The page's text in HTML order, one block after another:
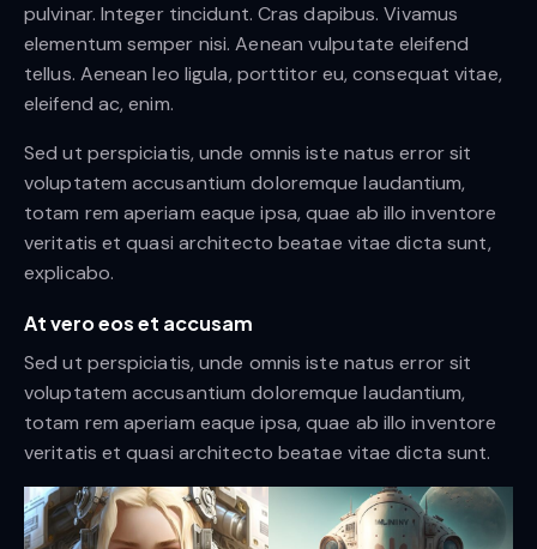
pulvinar. Integer tincidunt. Cras dapibus. Vivamus
elementum semper nisi. Aenean vulputate eleifend
tellus. Aenean leo ligula, porttitor eu, consequat vitae,
eleifend ac, enim.
Sed ut perspiciatis, unde omnis iste natus error sit
voluptatem accusantium doloremque laudantium,
totam rem aperiam eaque ipsa, quae ab illo inventore
veritatis et quasi architecto beatae vitae dicta sunt,
explicabo.
At vero eos et accusam
Sed ut perspiciatis, unde omnis iste natus error sit
voluptatem accusantium doloremque laudantium,
totam rem aperiam eaque ipsa, quae ab illo inventore
veritatis et quasi architecto beatae vitae dicta sunt.